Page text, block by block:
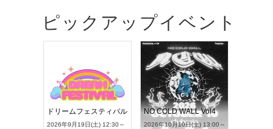
ピックアップイベント
RENGEKI 12ヶ月連続 ONE MAN TOUR「生生流転」‐9月編‐
2026年9月14日(月) 18:00～
ドリームフェスティバル
2026年9月19日(土) 12:30～
NO COLD WALL
2026年10月10日(土)